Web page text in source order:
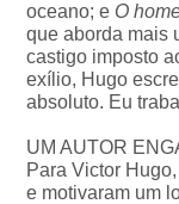
oceano; e O
que aborda mais
castigo imposto
exílio, Hugo
absoluto. Eu
UM AUTOR
Para Victor
e motivaram um